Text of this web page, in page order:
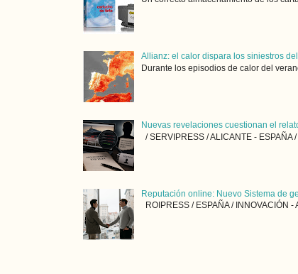
Allianz: el calor dispara los siniestros
Durante los episodios de calor del
Nuevas revelaciones cuestionan el
/ SERVIPRESS / ALICANTE -
Reputación online: Nuevo Sistema de
ROIPRESS / ESPAÑA / INNOVACIÓN